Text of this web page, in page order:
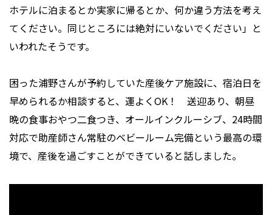
ホテルに泊まるとか実家に帰るとか、何か違う方法を考え
てください。同じところには絶対にいないでください」と
いわれたそうです。
困った浦野さんが予約していた産後ケア施設に、宿泊日を
早められるか相談すると、運よくOK！ 送迎あり、朝昼
晩の食事おやつ二食つき、オールインクルーシブ、24時間
対応で助産師さん常駐のベビールーム完備という最高の環
境で、産後を過ごすことができていると話しました。